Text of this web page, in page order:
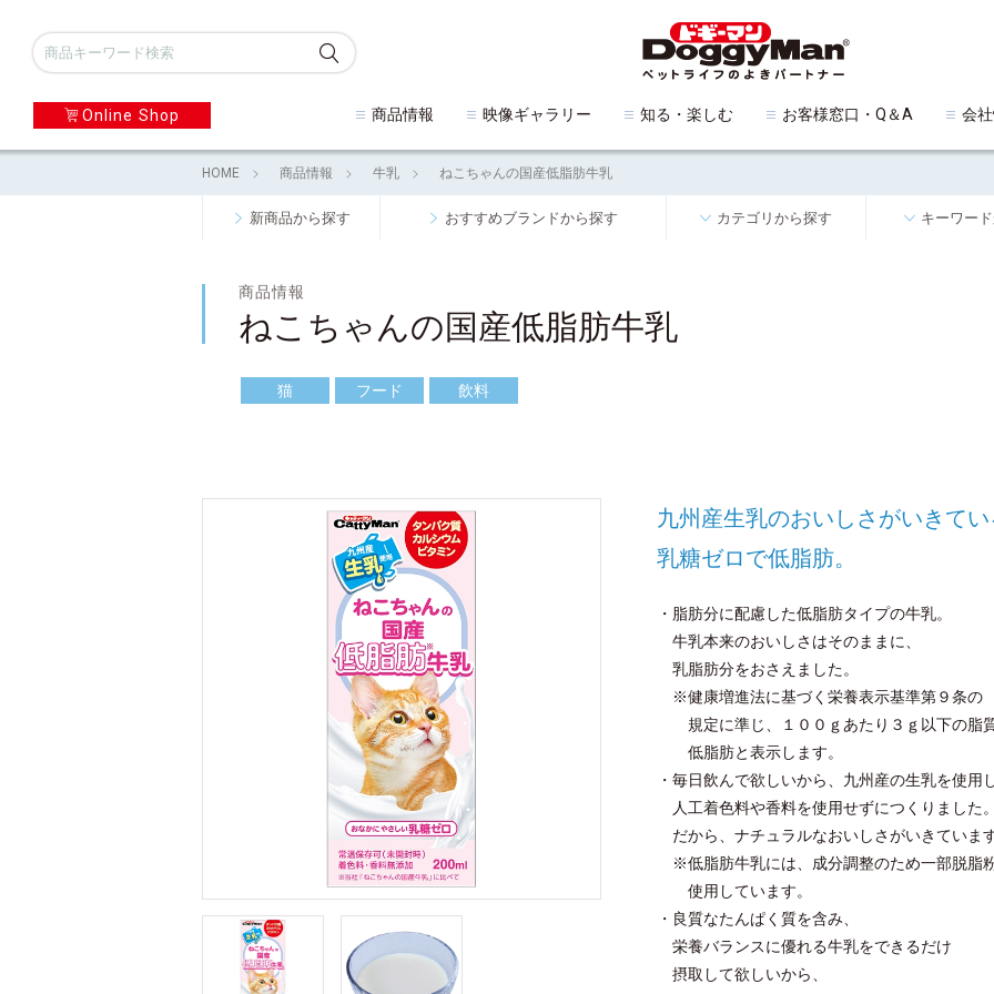
Online Shop 商品情報 映像ギャラリー 知る・楽しむ お客様窓口・Q＆A 会
HOME 商品情報 牛乳 ねこちゃんの国産低脂肪牛乳
新商品から探す おすすめブランドから探す カテゴリから探す キーワー
商品情報
ねこちゃんの国産低脂肪牛乳
猫 フード 飲料
九州産生乳のおいしさがいきてい
乳糖ゼロで低脂肪。
・脂肪分に配慮した低脂肪タイプの牛乳。
牛乳本来のおいしさはそのままに、
乳脂肪分をおさえました。
※健康増進法に基づく栄養表示基準第９条の
規定に準じ、１００ｇあたり３ｇ以下の脂
低脂肪と表示します。
・毎日飲んで欲しいから、九州産の生乳を使用し
人工着色料や香料を使用せずにつくりました。
だから、ナチュラルなおいしさがいきています
※低脂肪牛乳には、成分調整のため一部脱脂
使用しています。
・良質なたんぱく質を含み、
栄養バランスに優れる牛乳をできるだけ
摂取して欲しいから、